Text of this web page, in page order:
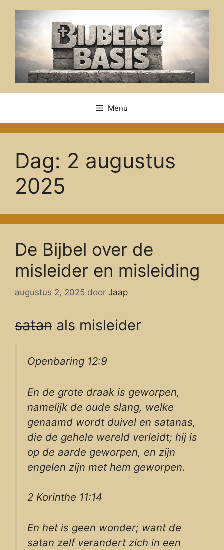
inhoud
Menu
Dag: 2 augustus
2025
De Bijbel over de
misleider en misleiding
augustus 2, 2025 door Jaap
satan als misleider
Openbaring 12:9
En de grote draak is geworpen,
namelijk de oude slang, welke
genaamd wordt duivel en satanas,
die de gehele wereld verleidt; hij is
op de aarde geworpen, en zijn
engelen zijn met hem geworpen.
2 Korinthe 11:14
En het is geen wonder; want de
satan zelf verandert zich in een